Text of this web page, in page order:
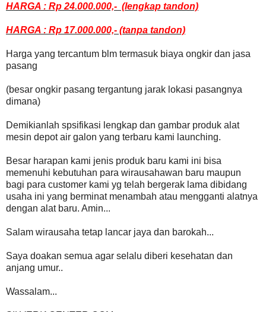
HARGA : Rp 24.000.000,- (lengkap tandon)
HARGA : Rp 17.000.000,- (tanpa tandon)
Harga yang tercantum blm termasuk biaya ongkir dan jasa
pasang
(besar ongkir pasang tergantung jarak lokasi pasangnya
dimana)
Demikianlah spsifikasi lengkap dan gambar produk alat
mesin depot air galon yang terbaru kami launching.
Besar harapan kami jenis produk baru kami ini bisa
memenuhi kebutuhan para wirausahawan baru maupun
bagi para customer kami yg telah bergerak lama dibidang
usaha ini yang berminat menambah atau mengganti alatnya
dengan alat baru. Amin...
Salam wirausaha tetap lancar jaya dan barokah...
Saya doakan semua agar selalu diberi kesehatan dan
anjang umur..
Wassalam...